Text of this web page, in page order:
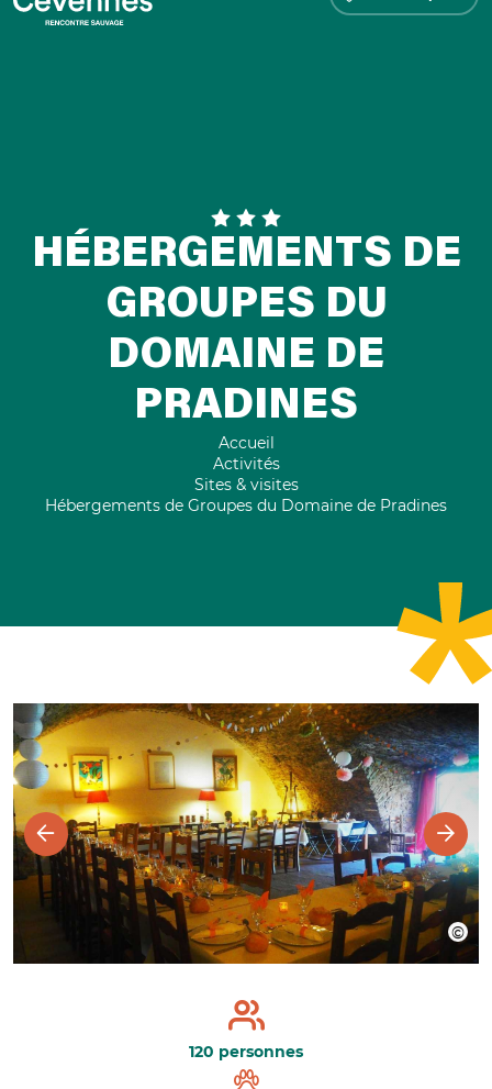
HÉBERGEMENTS DE
GROUPES DU
DOMAINE DE
PRADINES
Accueil
Activités
Sites & visites
Hébergements de Groupes du Domaine de Pradines
120 personnes